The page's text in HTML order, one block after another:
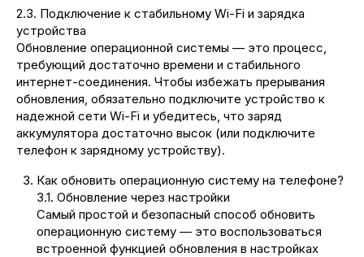
2.3. Подключение к стабильному Wi-Fi и зарядка
устройства
Обновление операционной системы — это процесс,
требующий достаточно времени и стабильного
интернет-соединения. Чтобы избежать прерывания
обновления, обязательно подключите устройство к
надежной сети Wi-Fi и убедитесь, что заряд
аккумулятора достаточно высок (или подключите
телефон к зарядному устройству).
Как обновить операционную систему на телефоне?
3.1. Обновление через настройки
Самый простой и безопасный способ обновить
операционную систему — это воспользоваться
встроенной функцией обновления в настройках